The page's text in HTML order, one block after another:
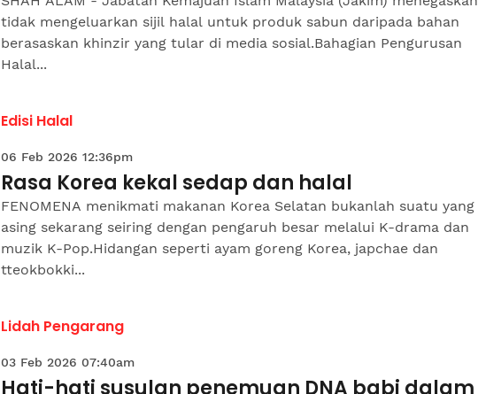
tidak mengeluarkan sijil halal untuk produk sabun daripada bahan
berasaskan khinzir yang tular di media sosial.Bahagian Pengurusan
Halal...
Edisi Halal
06 Feb 2026 12:36pm
Rasa Korea kekal sedap dan halal
FENOMENA menikmati makanan Korea Selatan bukanlah suatu yang
asing sekarang seiring dengan pengaruh besar melalui K-drama dan
muzik K-Pop.Hidangan seperti ayam goreng Korea, japchae dan
tteokbokki...
Lidah Pengarang
03 Feb 2026 07:40am
Hati-hati susulan penemuan DNA babi dalam